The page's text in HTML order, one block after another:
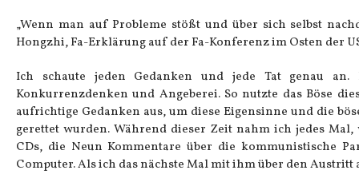
„Wenn man auf Probleme stößt und über sich selbst
Hongzhi, Fa-Erklärung auf der Fa-Konferenz im Osten der
Ich schaute jeden Gedanken und jede Tat genau
Konkurrenzdenken und Angeberei. So nutzte das Böse
aufrichtige Gedanken aus, um diese Eigensinne und die
gerettet wurden. Während dieser Zeit nahm ich jedes
CDs, die Neun Kommentare über die kommunistische
Computer. Als ich das nächste Mal mit ihm über den Austritt